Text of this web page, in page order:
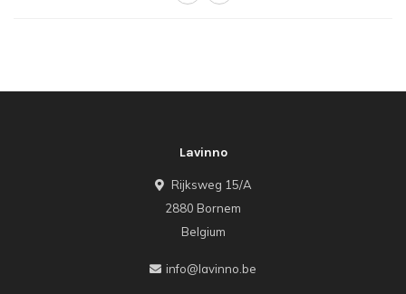
Lavinno
Rijksweg 15/A
2880 Bornem
Belgium
info@lavinno.be